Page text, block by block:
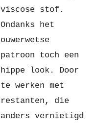
viscose stof.
Ondanks het
ouwerwetse
patroon toch een
hippe look. Door
te werken met
restanten, die
anders vernietigd